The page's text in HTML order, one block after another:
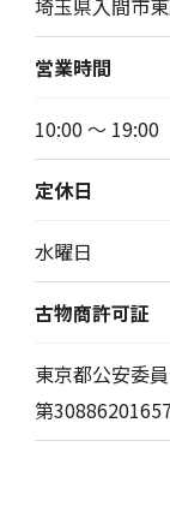
営業時間
10:00 ～ 19:00
定休日
水曜日
古物商許可証
東京都公安委
第